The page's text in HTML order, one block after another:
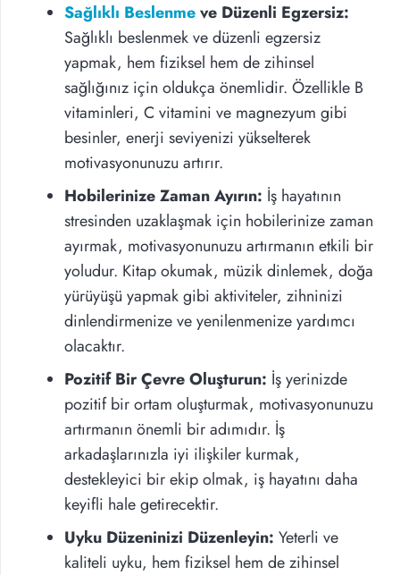
Sağlıklı Beslenmeve Düzenli Egzersiz:
Sağlıklı beslenmek ve düzenli egzersiz
yapmak, hem fiziksel hem de zihinsel
sağlığınız için oldukça önemlidir. Özellikle B
vitaminleri, C vitamini ve magnezyum gibi
besinler, enerji seviyenizi yükselterek
motivasyonunuzu artırır.
Hobilerinize Zaman Ayırın: İş hayatının
stresinden uzaklaşmak için hobilerinize zaman
ayırmak, motivasyonunuzu artırmanın etkili bir
yoludur. Kitap okumak, müzik dinlemek, doğa
yürüyüşü yapmak gibi aktiviteler, zihninizi
dinlendirmenize ve yenilenmenize yardımcı
olacaktır.
Pozitif Bir Çevre Oluşturun: İş yerinizde
pozitif bir ortam oluşturmak, motivasyonunuzu
artırmanın önemli bir adımıdır. İş
arkadaşlarınızla iyi ilişkiler kurmak,
destekleyici bir ekip olmak, iş hayatını daha
keyifli hale getirecektir.
Uyku Düzeninizi Düzenleyin: Yeterli ve
kaliteli uyku, hem fiziksel hem de zihinsel